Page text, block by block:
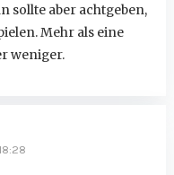
sollte aber achtgeben,
Mehr als eine
weniger.